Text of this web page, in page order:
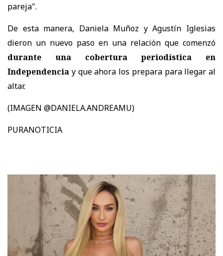
pareja".
De esta manera, Daniela Muñoz y Agustín Iglesias
dieron un nuevo paso en una relación que comenzó
durante una cobertura periodística en
Independencia y que ahora los prepara para llegar al
altar.
(IMAGEN @DANIELA.ANDREAMU)
PURANOTICIA